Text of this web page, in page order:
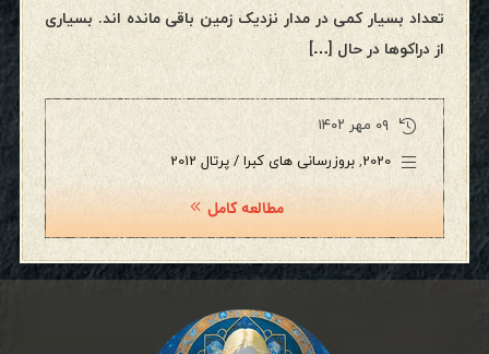
تعداد بسیار کمی در مدار نزدیک زمین باقی مانده اند. بسیاری
از دراکوها در حال […]
۰۹ مهر ۱۴۰۲
2020
, بروزرسانی های کبرا / پرتال 2012
مطالعه کامل